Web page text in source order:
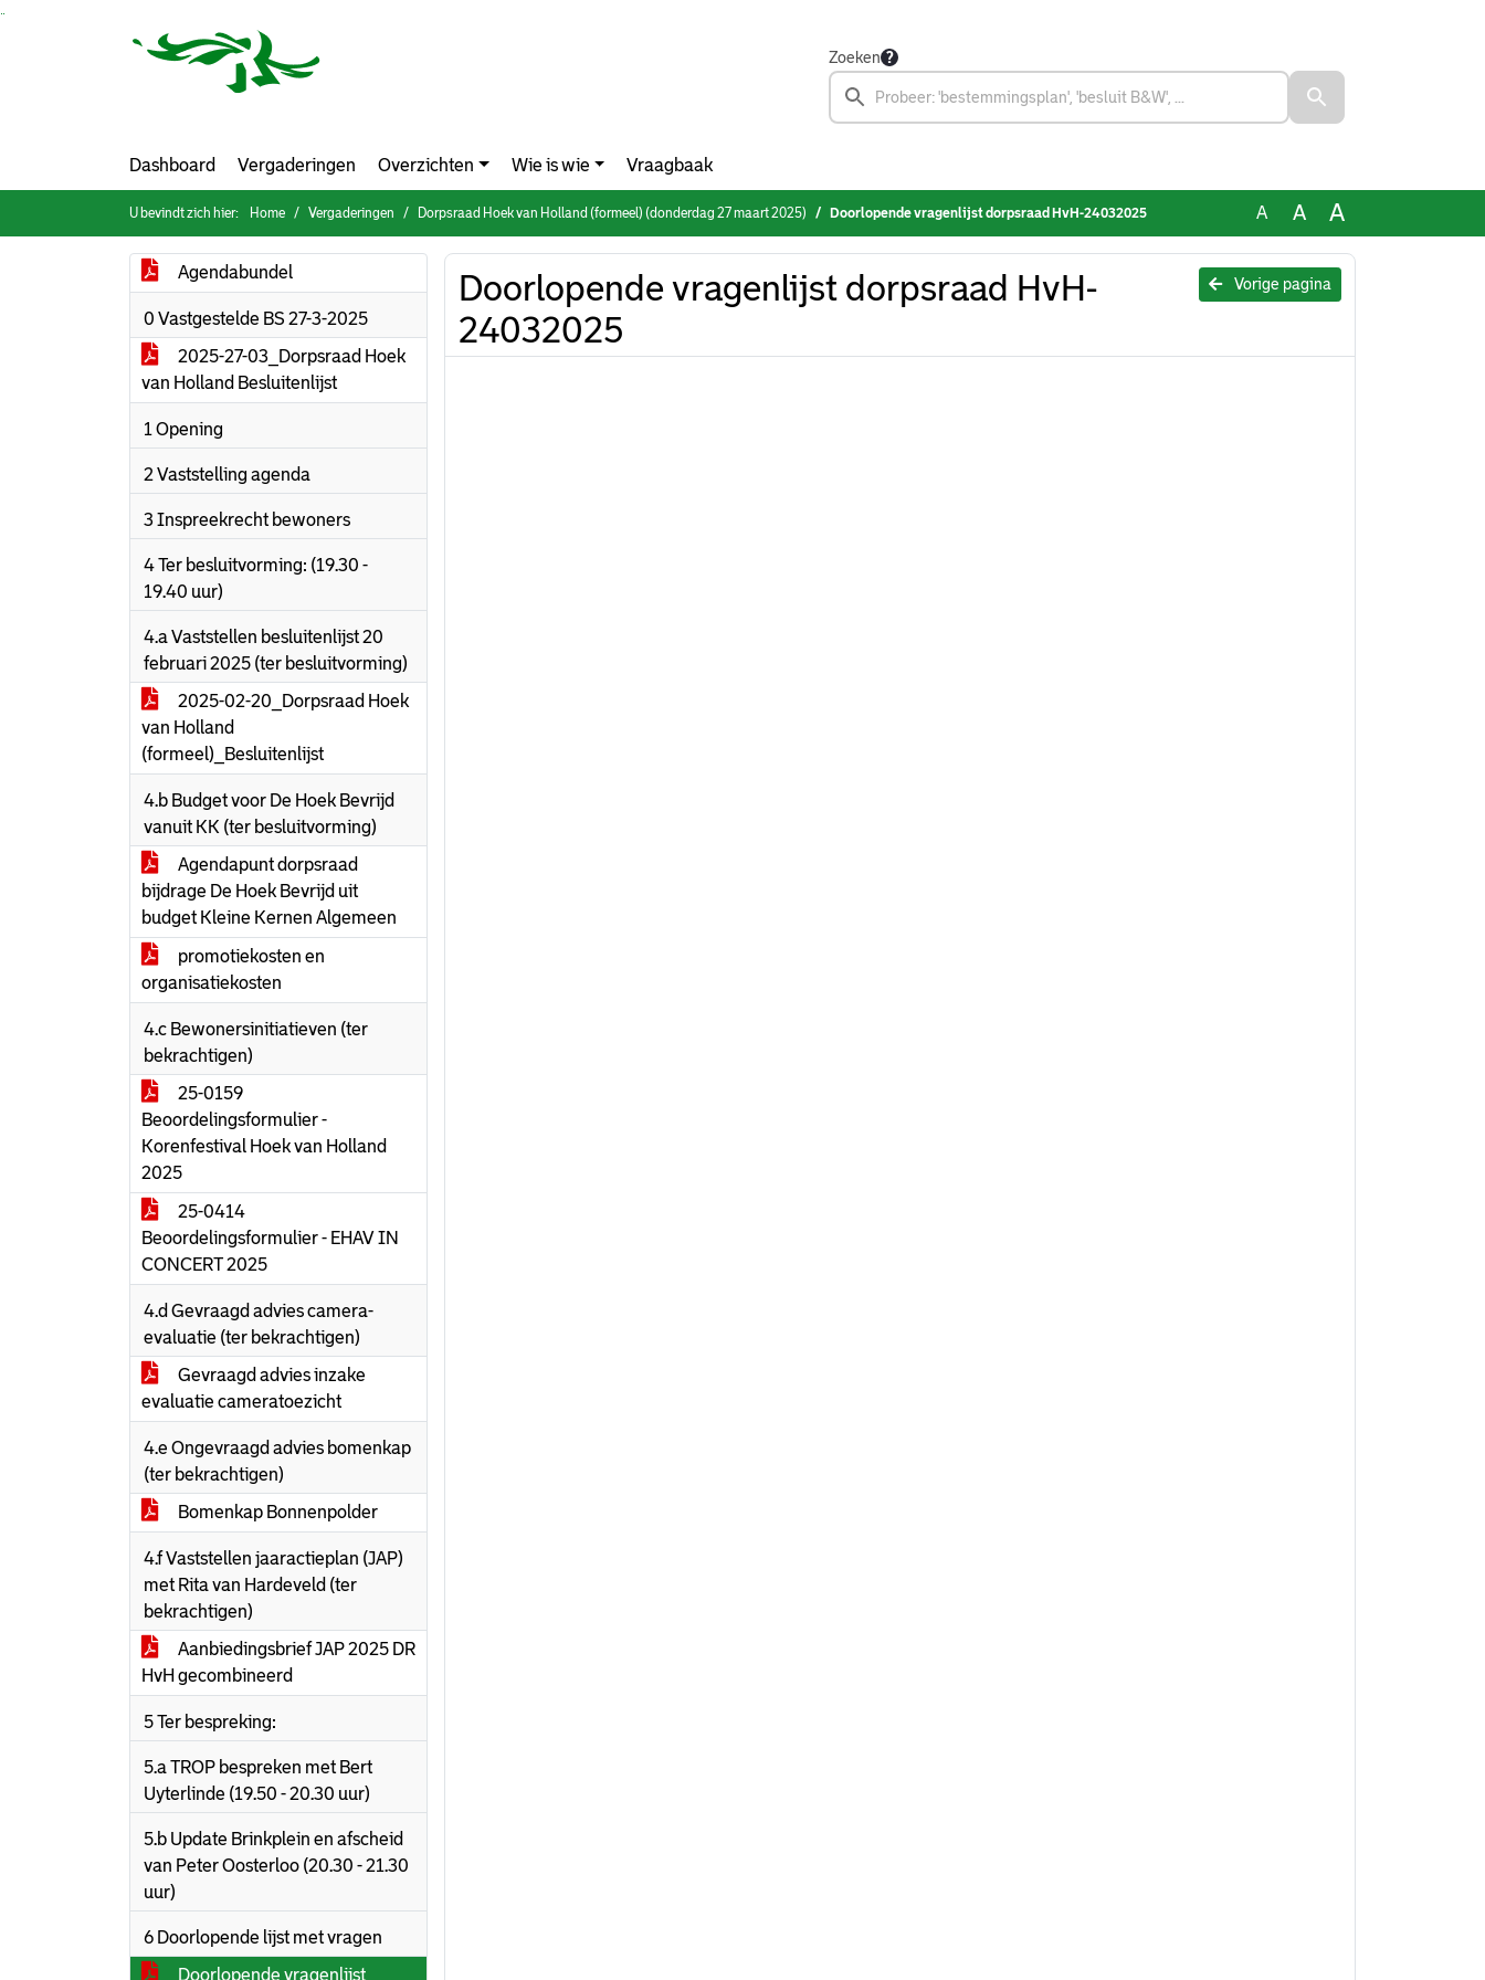
Ga naar de inhoud van deze pagina
Zoeken
Dashboard Vergaderingen Overzichten Wie is wie Vraagbaak
U bevindt zich hier: Home Vergaderingen Dorpsraad Hoek van Holland (formeel) (donderdag 27 maart 2025) Doorlopende vragenlijst dorpsraad HvH-24032025 A A A
Agendabundel
0 Vastgestelde BS 27-3-2025
2025-27-03_Dorpsraad Hoek
van Holland Besluitenlijst
1 Opening
2 Vaststelling agenda
3 Inspreekrecht bewoners
4 Ter besluitvorming: (19.30 -
19.40 uur)
4.a Vaststellen besluitenlijst 20
februari 2025 (ter besluitvorming)
2025-02-20_Dorpsraad Hoek
van Holland
(formeel)_Besluitenlijst
4.b Budget voor De Hoek Bevrijd
vanuit KK (ter besluitvorming)
Agendapunt dorpsraad
bijdrage De Hoek Bevrijd uit
budget Kleine Kernen Algemeen
promotiekosten en
organisatiekosten
4.c Bewonersinitiatieven (ter
bekrachtigen)
25-0159
Beoordelingsformulier -
Korenfestival Hoek van Holland
2025
25-0414
Beoordelingsformulier - EHAV IN
CONCERT 2025
4.d Gevraagd advies camera-
evaluatie (ter bekrachtigen)
Gevraagd advies inzake
evaluatie cameratoezicht
4.e Ongevraagd advies bomenkap
(ter bekrachtigen)
Bomenkap Bonnenpolder
4.f Vaststellen jaaractieplan (JAP)
met Rita van Hardeveld (ter
bekrachtigen)
Aanbiedingsbrief JAP 2025 DR
HvH gecombineerd
5 Ter bespreking:
5.a TROP bespreken met Bert
Uyterlinde (19.50 - 20.30 uur)
5.b Update Brinkplein en afscheid
van Peter Oosterloo (20.30 - 21.30
uur)
6 Doorlopende lijst met vragen
Doorlopende vragenlijst
Vorige pagina
Doorlopende vragenlijst dorpsraad HvH-
24032025